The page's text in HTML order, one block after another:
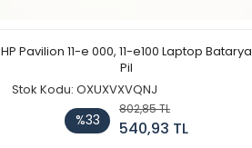
HP Pavilion 11-e 000, 11-e100 Laptop Batarya
Pil
Stok Kodu: OXUXVXVQNJ
%33
802,85 TL
540,93 TL